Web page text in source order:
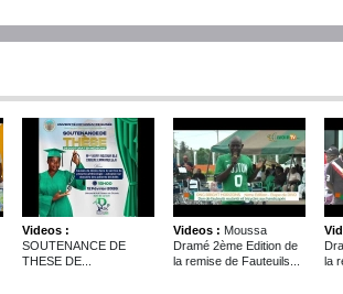
Videos :
SOUTENANCE DE
THESE DE...
Videos : Moussa
Dramé 2ème Edition de
la remise de Fauteuils...
la